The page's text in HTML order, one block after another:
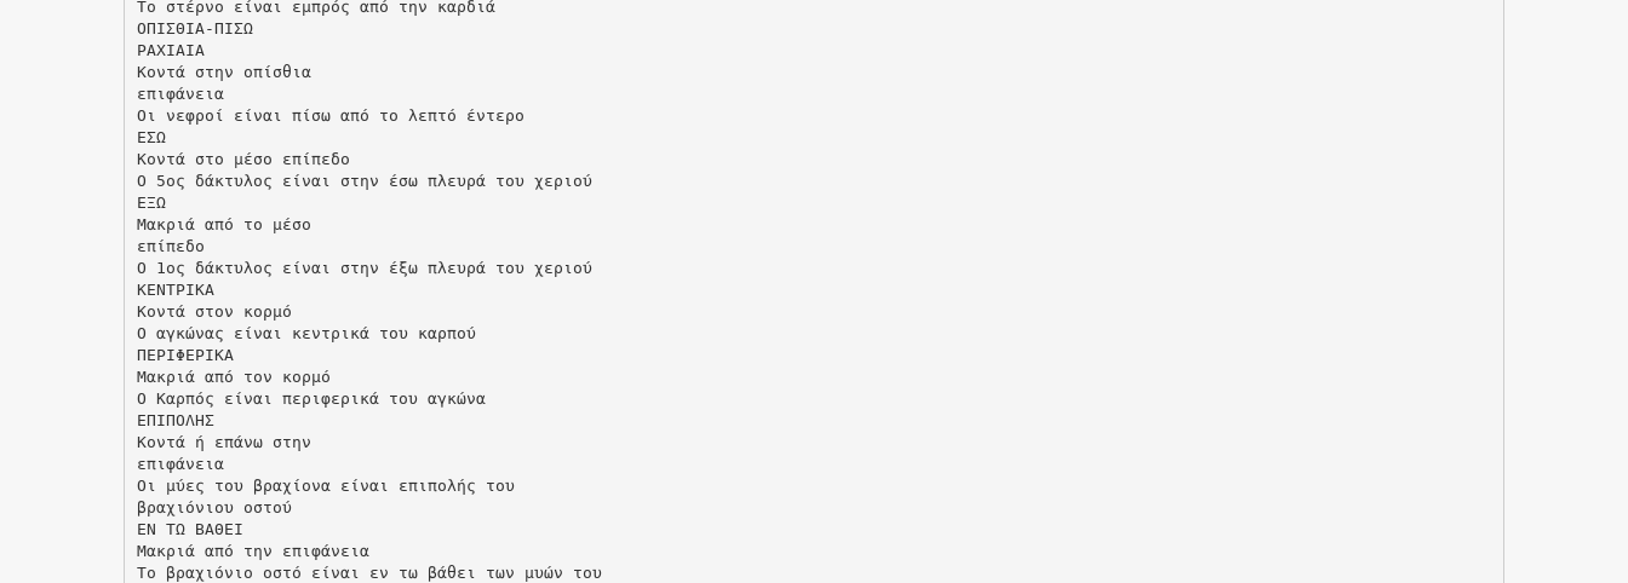
Το στέρνο είναι εμπρός από την καρδιά
ΟΠΙΣΘΙΑ-ΠΙΣΩ
ΡΑΧΙΑΙΑ
Κοντά στην οπίσθια
επιφάνεια
Οι νεφροί είναι πίσω από το λεπτό έντερο
ΕΣΩ
Κοντά στο μέσο επίπεδο
Ο 5ος δάκτυλος είναι στην έσω πλευρά του χεριού
ΕΞΩ
Μακριά από το μέσο
επίπεδο
Ο 1ος δάκτυλος είναι στην έξω πλευρά του χεριού
ΚΕΝΤΡΙΚΑ
Κοντά στον κορμό
Ο αγκώνας είναι κεντρικά του καρπού
ΠΕΡΙΦΕΡΙΚΑ
Μακριά από τον κορμό
Ο Καρπός είναι περιφερικά του αγκώνα
ΕΠΙΠΟΛΗΣ
Κοντά ή επάνω στην
επιφάνεια
Οι μύες του βραχίονα είναι επιπολής του
βραχιόνιου οστού
ΕΝ ΤΩ ΒΑΘΕΙ
Μακριά από την επιφάνεια
Το βραχιόνιο οστό είναι εν τω βάθει των μυών του